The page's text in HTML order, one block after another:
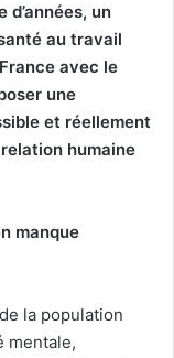
un
au travail
avec le
une
et réellement
humaine
manque
la population
mentale,